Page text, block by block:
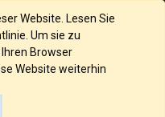
Website. Lesen Sie
Um sie zu
Browser
Website weiterhin